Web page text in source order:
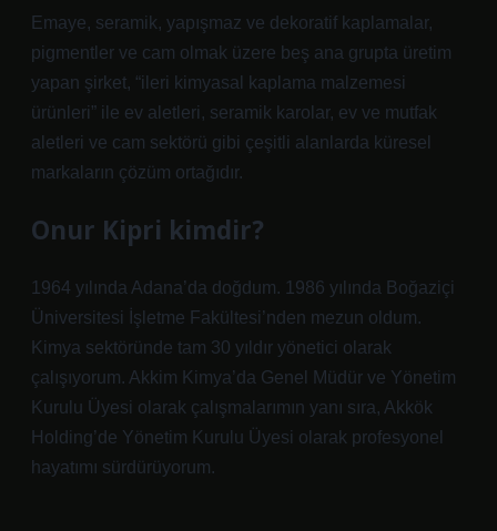
Emaye, seramik, yapışmaz ve dekoratif kaplamalar,
pigmentler ve cam olmak üzere beş ana grupta üretim
yapan şirket, “ileri kimyasal kaplama malzemesi
ürünleri” ile ev aletleri, seramik karolar, ev ve mutfak
aletleri ve cam sektörü gibi çeşitli alanlarda küresel
markaların çözüm ortağıdır.
Onur Kipri kimdir?
1964 yılında Adana’da doğdum. 1986 yılında Boğaziçi
Üniversitesi İşletme Fakültesi’nden mezun oldum.
Kimya sektöründe tam 30 yıldır yönetici olarak
çalışıyorum. Akkim Kimya’da Genel Müdür ve Yönetim
Kurulu Üyesi olarak çalışmalarımın yanı sıra, Akkök
Holding’de Yönetim Kurulu Üyesi olarak profesyonel
hayatımı sürdürüyorum.